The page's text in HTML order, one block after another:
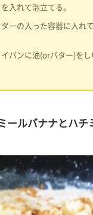
入れて泡立てる。
ーの入った容器に入れ
パンに油(orバター)を
ールバナナとハチ